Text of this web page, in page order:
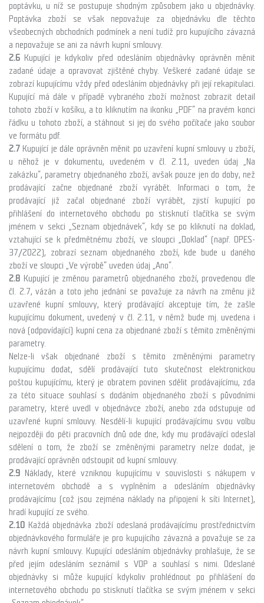
poptávku, u níž se postupuje shodným způsobem jako u objednávky.
Poptávka zboží se však nepovažuje za objednávku dle těchto
všeobecných obchodních podmínek a není tudíž pro kupujícího závazná
a nepovažuje se ani za návrh kupní smlouvy.
2.6 Kupující je kdykoliv před odesláním objednávky oprávněn měnit
zadané údaje a opravovat zjištěné chyby. Veškeré zadané údaje se
zobrazí kupujícímu vždy před odesláním objednávky při její rekapitulaci.
Kupující má dále v případě vybraného zboží možnost zobrazit detail
tohoto zboží v košíku, a to kliknutím na ikonku „PDF“ na pravém konci
řádku u tohoto zboží, a stáhnout si jej do svého počítače jako soubor
ve formátu pdf.
2.7 Kupující je dále oprávněn měnit po uzavření kupní smlouvy u zboží,
u něhož je v dokumentu, uvedeném v čl. 2.11, uveden údaj „Na
zakázku“, parametry objednaného zboží, avšak pouze jen do doby, než
prodávající začne objednané zboží vyrábět. Informaci o tom, že
prodávající již začal objednané zboží vyrábět, zjistí kupující po
přihlášení do internetového obchodu po stisknutí tlačítka se svým
jménem v sekci „Seznam objednávek“, kdy se po kliknutí na doklad,
vztahující se k předmětnému zboží, ve sloupci „Doklad“ (např. OPES-
37/2022), zobrazí seznam objednaného zboží, kde bude u daného
zboží ve sloupci „Ve výrobě“ uveden údaj „Ano“.
2.8 Kupující je změnou parametrů objednaného zboží, provedenou dle
čl. 2.7, vázán a toto jeho jednání se považuje za návrh na změnu již
uzavřené kupní smlouvy, který prodávající akceptuje tím, že zašle
kupujícímu dokument, uvedený v čl. 2.11, v němž bude mj. uvedena i
nová (odpovídající) kupní cena za objednané zboží s těmito změněnými
parametry.
Nelze-li však objednané zboží s těmito změněnými parametry
kupujícímu dodat, sdělí prodávající tuto skutečnost elektronickou
poštou kupujícímu, který je obratem povinen sdělit prodávajícímu, zda
za této situace souhlasí s dodáním objednaného zboží s původními
parametry, které uvedl v objednávce zboží, anebo zda odstupuje od
uzavřené kupní smlouvy. Nesdělí-li kupující prodávajícímu svou volbu
nejpozději do pěti pracovních dnů ode dne, kdy mu prodávající odeslal
sdělení o tom, že zboží se změněnými parametry nelze dodat, je
prodávající oprávněn odstoupit od kupní smlouvy.
2.9 Náklady, které vzniknou kupujícímu v souvislosti s nákupem v
internetovém obchodě a s vyplněním a odesláním objednávky
prodávajícímu (což jsou zejména náklady na připojení k síti Internet),
hradí kupující ze svého.
2.10 Každá objednávka zboží odeslaná prodávajícímu prostřednictvím
objednávkového formuláře je pro kupujícího závazná a považuje se za
návrh kupní smlouvy. Kupující odesláním objednávky prohlašuje, že se
před jejím odesláním seznámil s VOP a souhlasí s nimi. Odeslané
objednávky si může kupující kdykoliv prohlédnout po přihlášení do
internetového obchodu po stisknutí tlačítka se svým jménem v sekci